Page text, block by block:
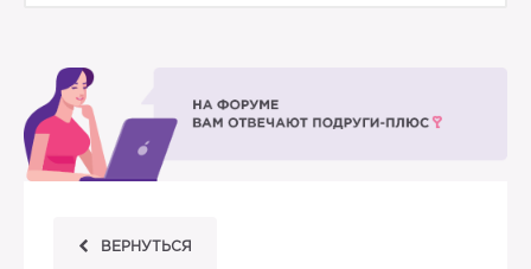
ВЕРНУТЬСЯ